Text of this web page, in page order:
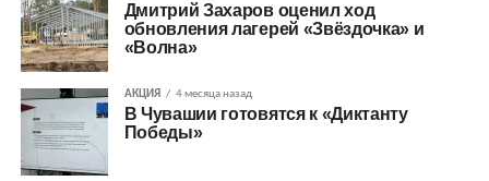
Дмитрий Захаров оценил ход
обновления лагерей «Звёздочка» и
«Волна»
АКЦИЯ 4 месяца назад
В Чувашии готовятся к «Диктанту
Победы»